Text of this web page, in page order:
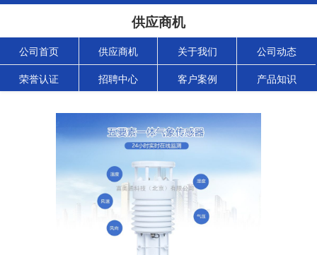
供应商机
公司首页 供应商机 关于我们 公司动态
荣誉认证 招聘中心 客户案例 产品知识